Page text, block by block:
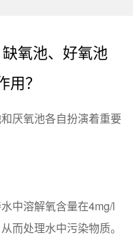
氧池、好氧池
用？
厌氧池各自扮演着重要
中溶解氧含量在4mg/l
而处理水中污染物质。